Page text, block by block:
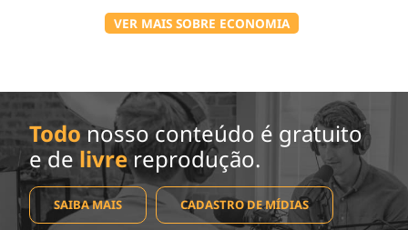
VER MAIS SOBRE ECONOMIA
Todo nosso conteúdo é gratuito
e de livrereprodução.
SAIBA MAIS CADASTRO DE MÍDIAS